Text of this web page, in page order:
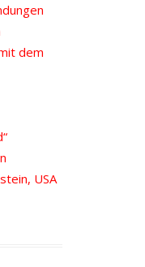
dem
USA